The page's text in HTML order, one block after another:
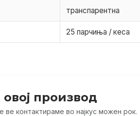
транспарентна
25 парчиња / кеса
овој производ
контактираме во најкус можен рок.